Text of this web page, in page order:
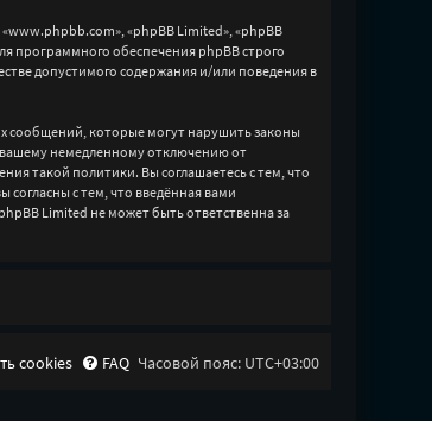
«phpBB Limited», «phpBB
программного обеспечения phpBB строго
допустимого содержания и/или поведения в
сообщений, которые могут нарушить законы
вашему немедленному отключению от
такой политики. Вы соглашаетесь с тем, что
с тем, что введённая вами
Limited не может быть ответственна за
Часовой пояс: UTC+03:00
FAQ
cookies